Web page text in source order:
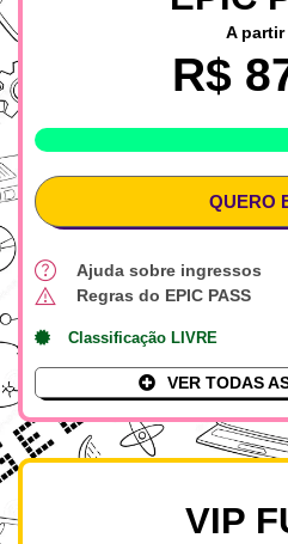
A partir
R$
QUERO
Ajuda sobre ingressos
Regras do EPIC PASS
Classificação LIVRE
VER TODAS
VIP